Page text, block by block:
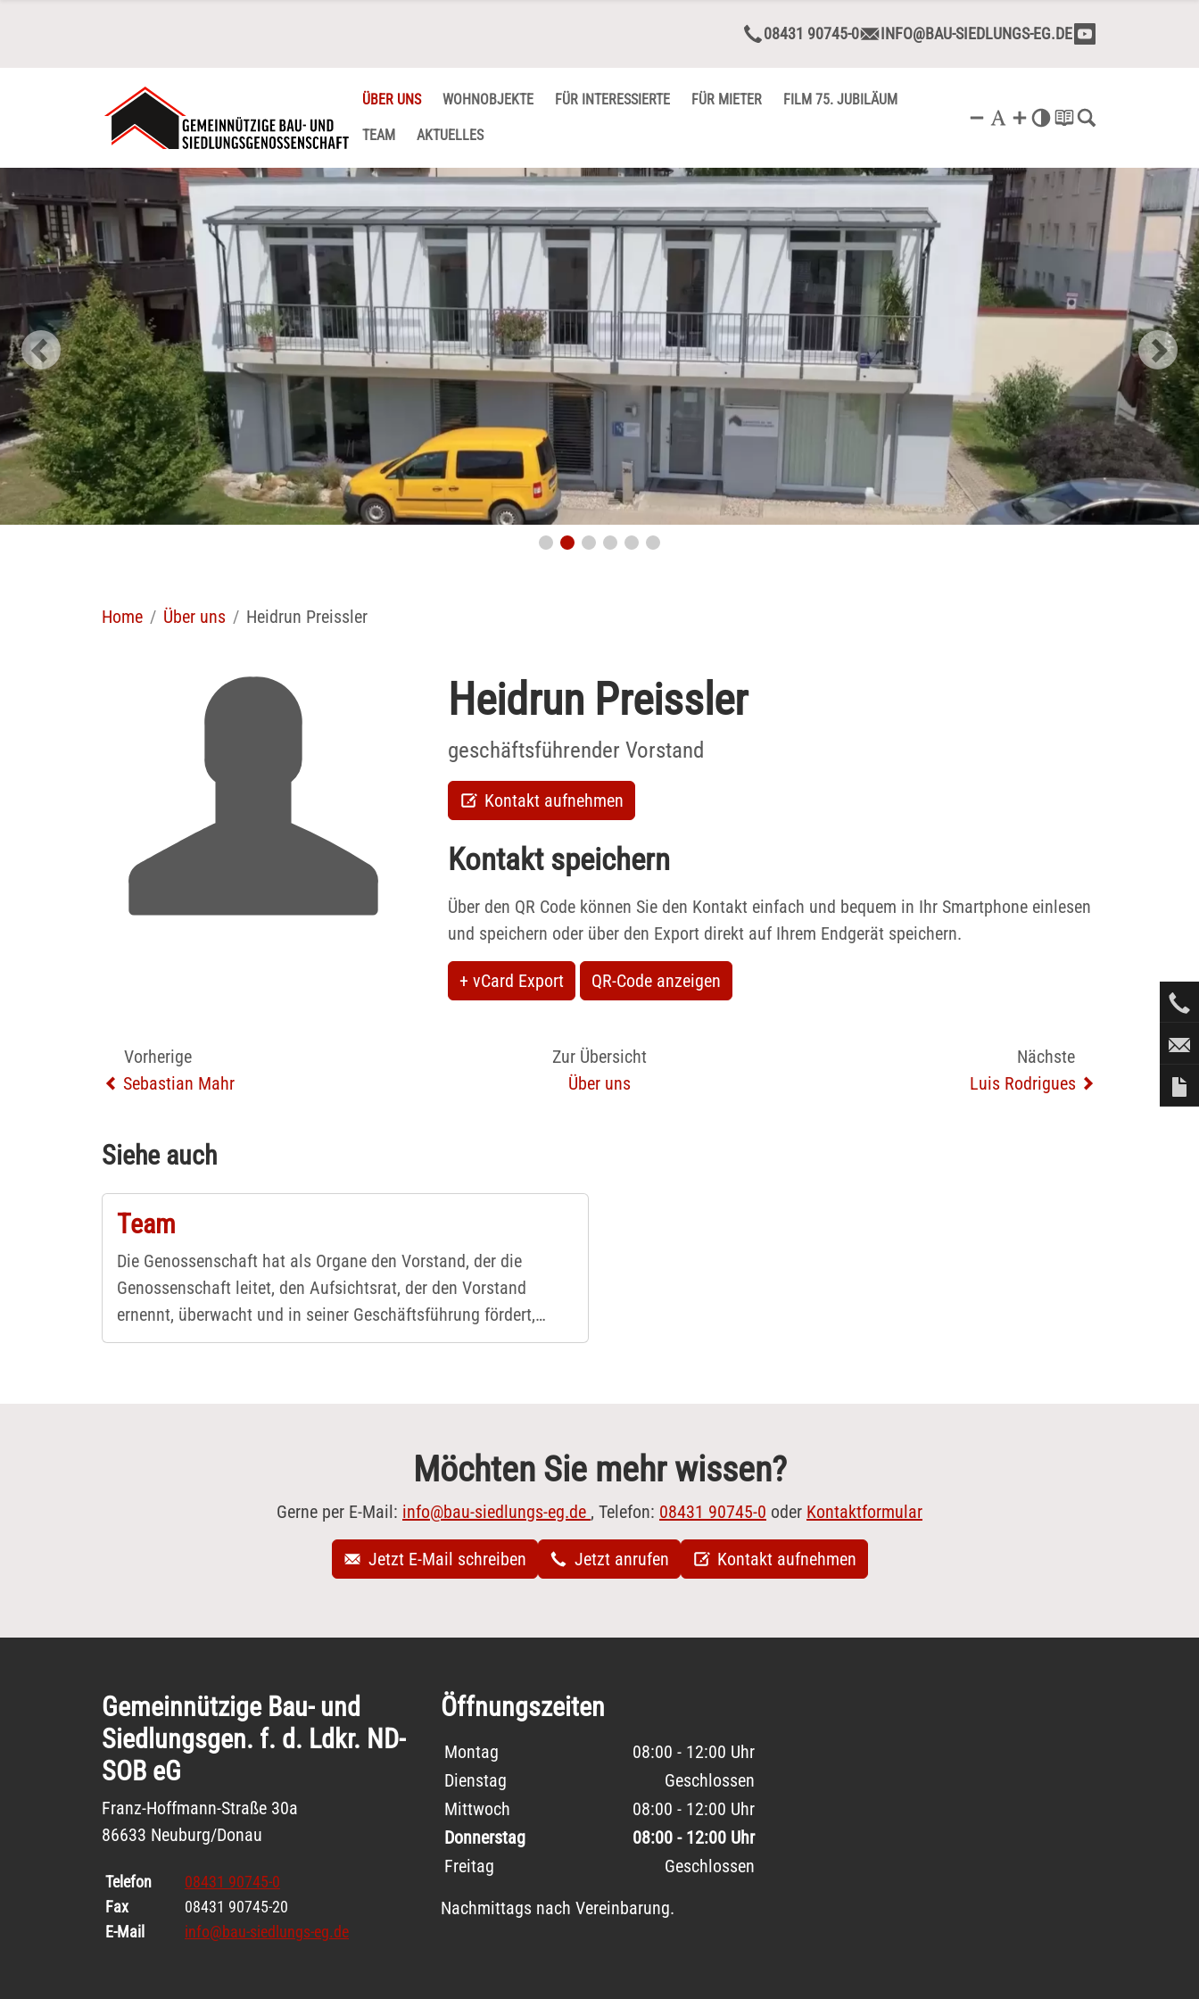
08431 90745-0 INFO@BAU-SIEDLUNGS-EG.DE
ÜBER UNS WOHNOBJEKTE FÜR INTERESSIERTE FÜR MIETER FILM 75. JUBILÄUM
TEAM AKTUELLES
Home Über uns Heidrun Preissler
Heidrun Preissler
geschäftsführender Vorstand
Kontakt aufnehmen
Kontakt speichern
Über den QR Code können Sie den Kontakt einfach und bequem in Ihr Smartphone einlesen
und speichern oder über den Export direkt auf Ihrem Endgerät speichern.
+ vCard Export QR-Code anzeigen
Vorherige
Sebastian Mahr
Zur Übersicht
Über uns
Nächste
Luis Rodrigues
Siehe auch
Team
Die Genossenschaft hat als Organe den Vorstand, der die
Genossenschaft leitet, den Aufsichtsrat, der den Vorstand
ernennt, überwacht und in seiner Geschäftsführung fördert,
sowie die Mitgliederversammlung.
Möchten Sie mehr wissen?
Gerne per E-Mail: info@bau-siedlungs-eg.de , Telefon: 08431 90745-0 oder Kontaktformular
Jetzt E-Mail schreiben Jetzt anrufen Kontakt aufnehmen
Gemeinnützige Bau- und
Siedlungsgen. f. d. Ldkr. ND-
SOB eG
Franz-Hoffmann-Straße 30a
86633 Neuburg/Donau
Telefon
08431 90745-0
Fax
08431 90745-20
E-Mail
info@bau-siedlungs-eg.de
Öffnungszeiten
Wochentage / Monate
Öffnungszeiten / Hinweise
Montag
08:00 - 12:00 Uhr
Dienstag
Geschlossen
Mittwoch
08:00 - 12:00 Uhr
Donnerstag
08:00 - 12:00 Uhr
Freitag
Geschlossen
Nachmittags nach Vereinbarung.